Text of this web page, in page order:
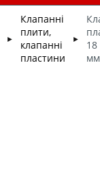
►
Клапанні
плити,
клапанні
пластини
►
18